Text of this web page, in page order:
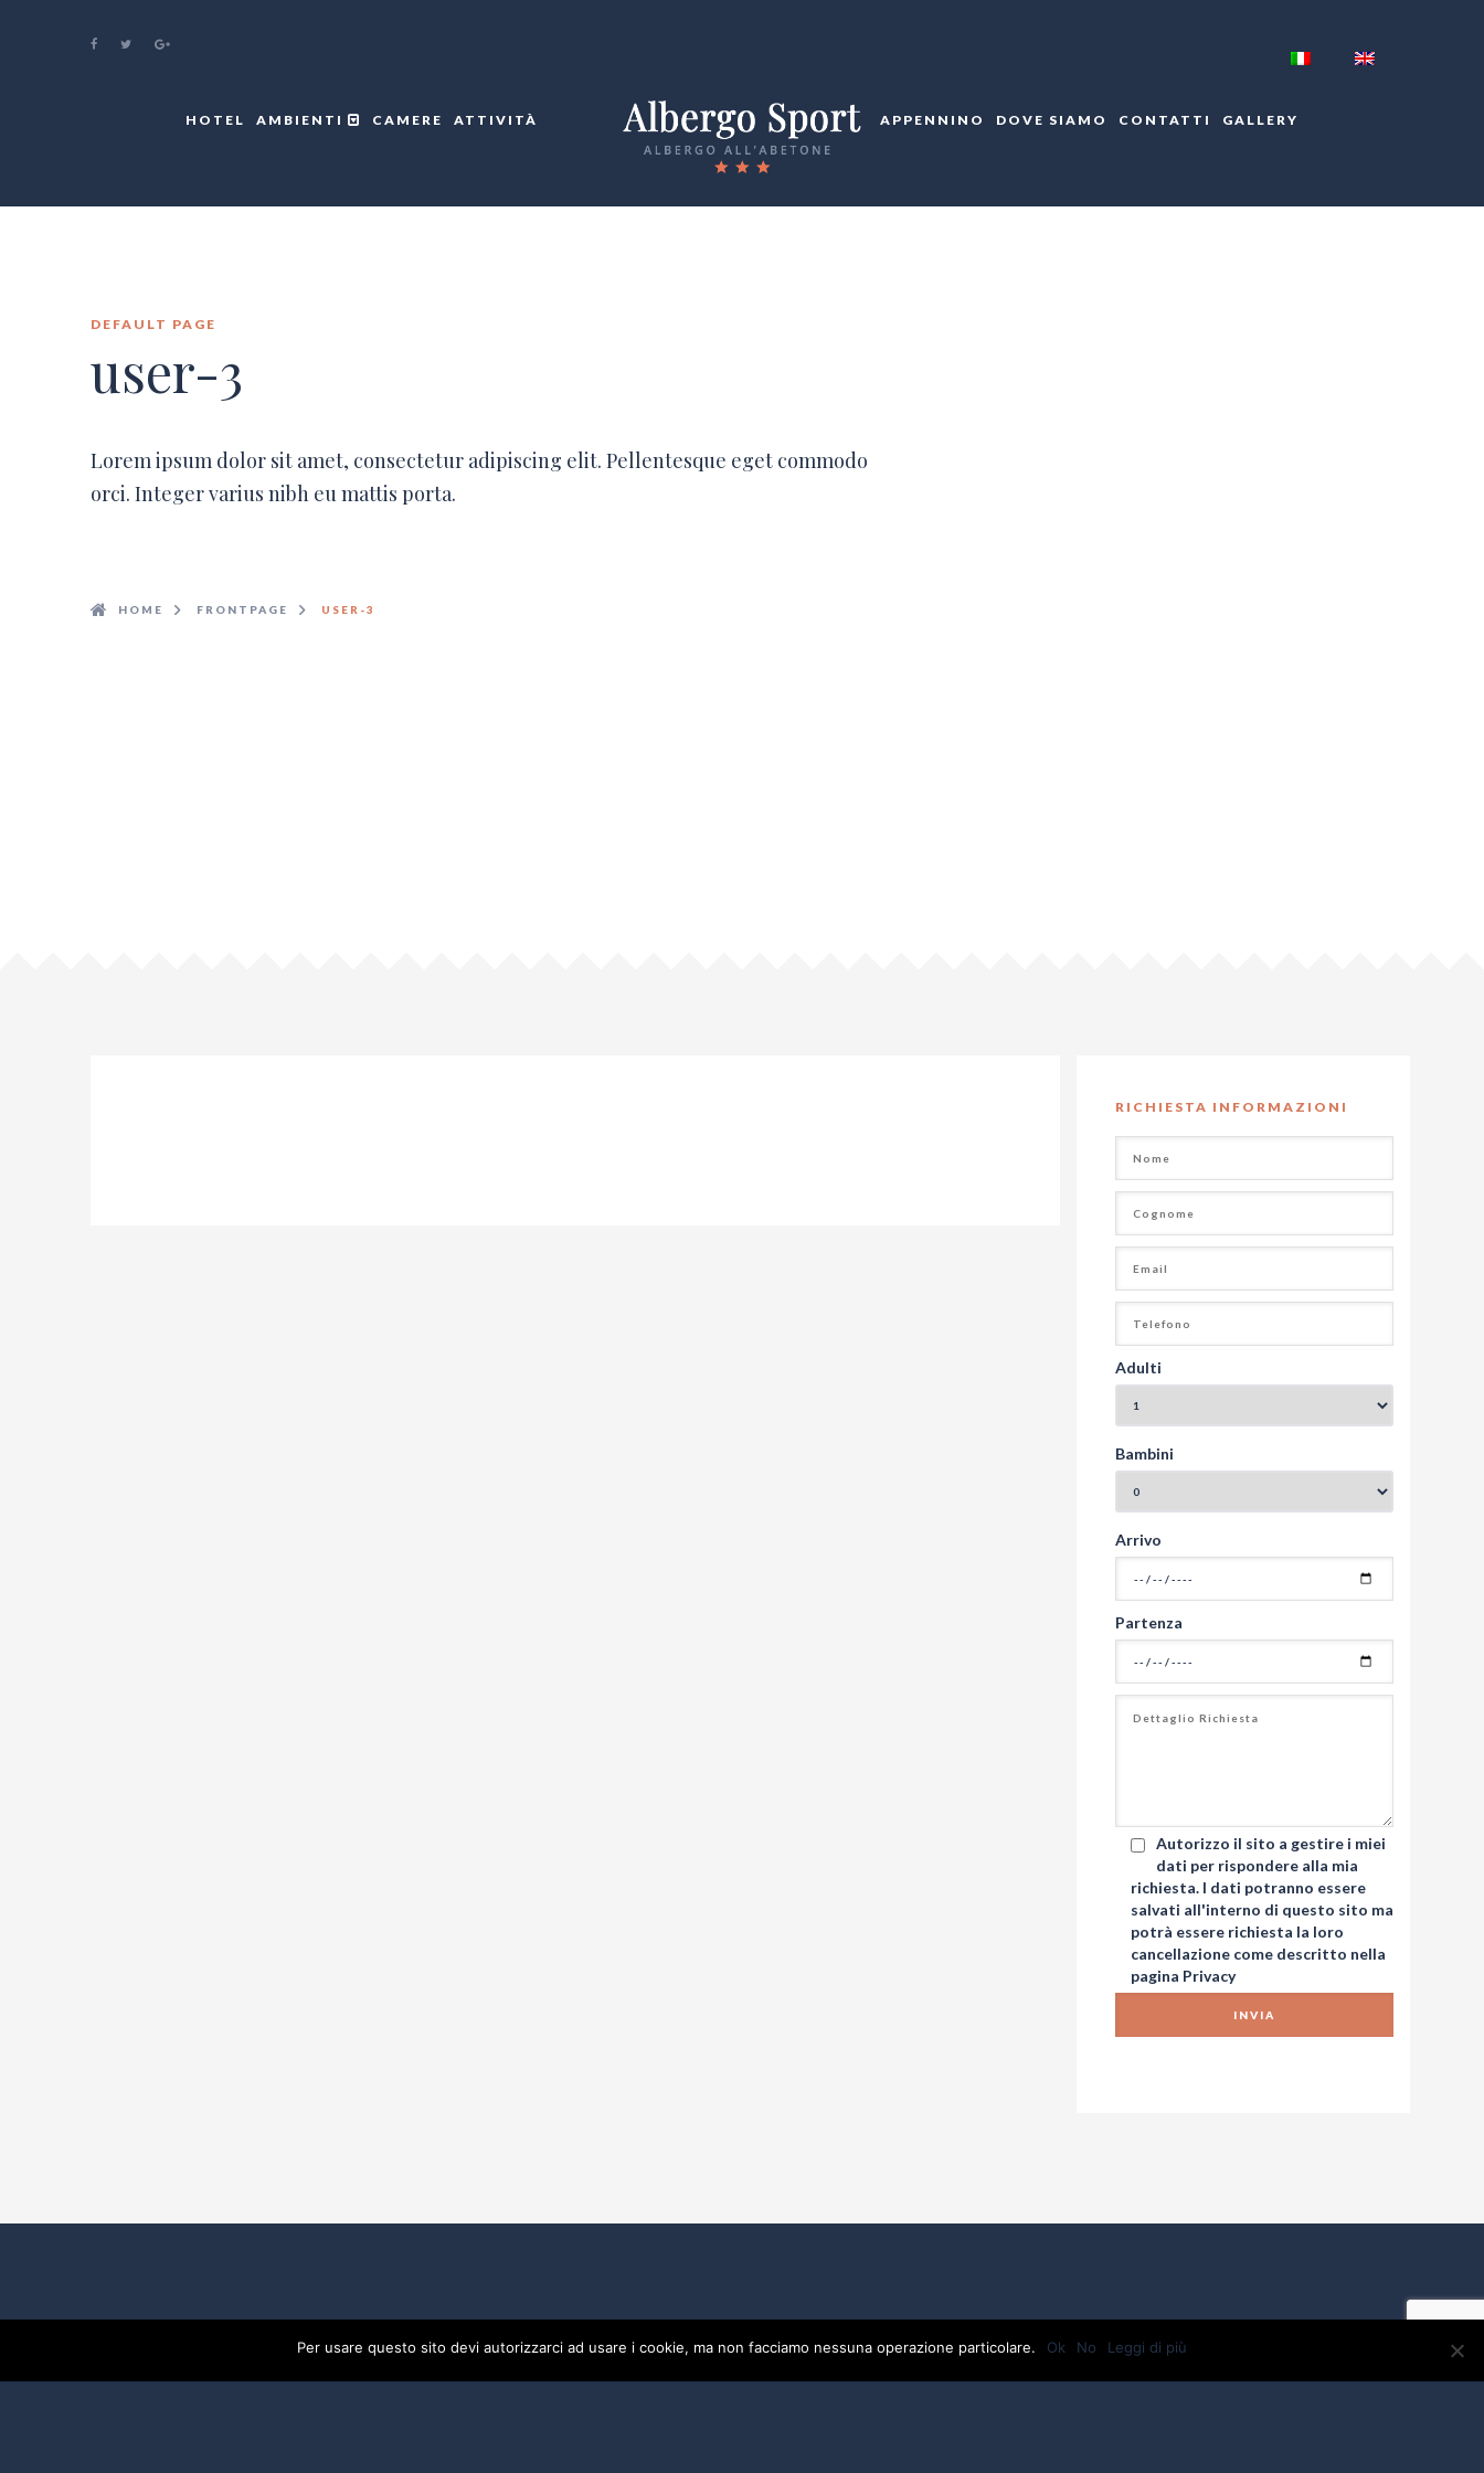
HOTEL AMBIENTI CAMERE ATTIVITÀ APPENNINO DOVE SIAMO CONTATTI GALLERY
DEFAULT PAGE
user-3
Lorem ipsum dolor sit amet, consectetur adipiscing elit. Pellentesque eget commodo
orci. Integer varius nibh eu mattis porta.
HOME FRONTPAGE USER-3
RICHIESTA INFORMAZIONI
Adulti
Bambini
Arrivo
Partenza
Autorizzo il sito a gestire i miei
dati per rispondere alla mia
richiesta. I dati potranno essere
salvati all'interno di questo sito ma
potrà essere richiesta la loro
cancellazione come descritto nella
pagina Privacy
Per usare questo sito devi autorizzarci ad usare i cookie, ma non facciamo nessuna operazione particolare. Ok No Leggi di più